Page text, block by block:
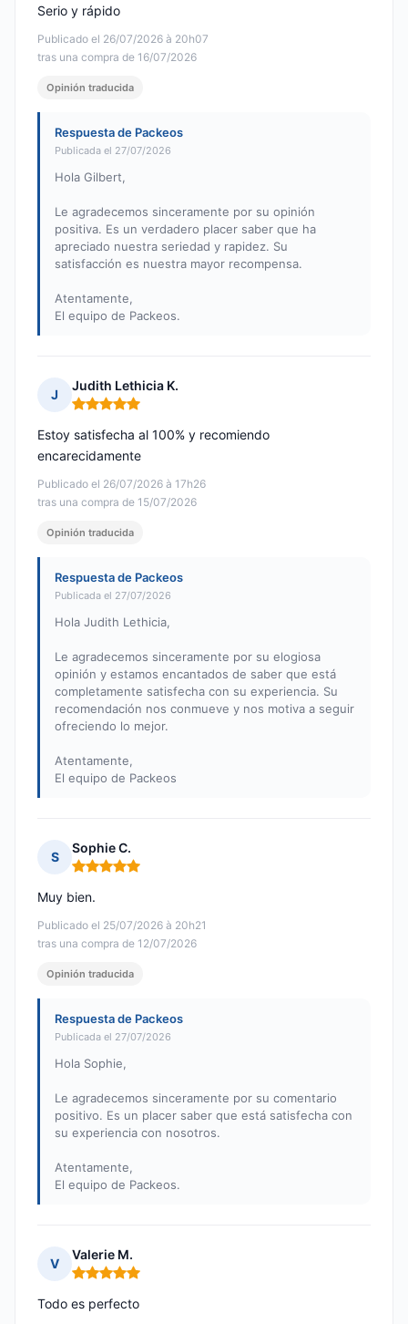
Publicado el 26/07/2026 à 20h07
tras una compra de 16/07/2026
Serio y rápido
Opinión traducida
Respuesta de Packeos
Publicada el 27/07/2026
Hola Gilbert,
Le agradecemos sinceramente por su opinión
positiva. Es un verdadero placer saber que ha
apreciado nuestra seriedad y rapidez. Su
satisfacción es nuestra mayor recompensa.
Atentamente,
El equipo de Packeos.
J
Judith Lethicia K.
Nota: 5 de 5
Publicado el 26/07/2026 à 17h26
tras una compra de 15/07/2026
Estoy satisfecha al 100% y recomiendo
encarecidamente
Opinión traducida
Respuesta de Packeos
Publicada el 27/07/2026
Hola Judith Lethicia,
Le agradecemos sinceramente por su elogiosa
opinión y estamos encantados de saber que está
completamente satisfecha con su experiencia. Su
recomendación nos conmueve y nos motiva a seguir
ofreciendo lo mejor.
Atentamente,
El equipo de Packeos
S
Sophie C.
Nota: 5 de 5
Publicado el 25/07/2026 à 20h21
tras una compra de 12/07/2026
Muy bien.
Opinión traducida
Respuesta de Packeos
Publicada el 27/07/2026
Hola Sophie,
Le agradecemos sinceramente por su comentario
positivo. Es un placer saber que está satisfecha con
su experiencia con nosotros.
Atentamente,
El equipo de Packeos.
V
Valerie M.
Nota: 5 de 5
Todo es perfecto